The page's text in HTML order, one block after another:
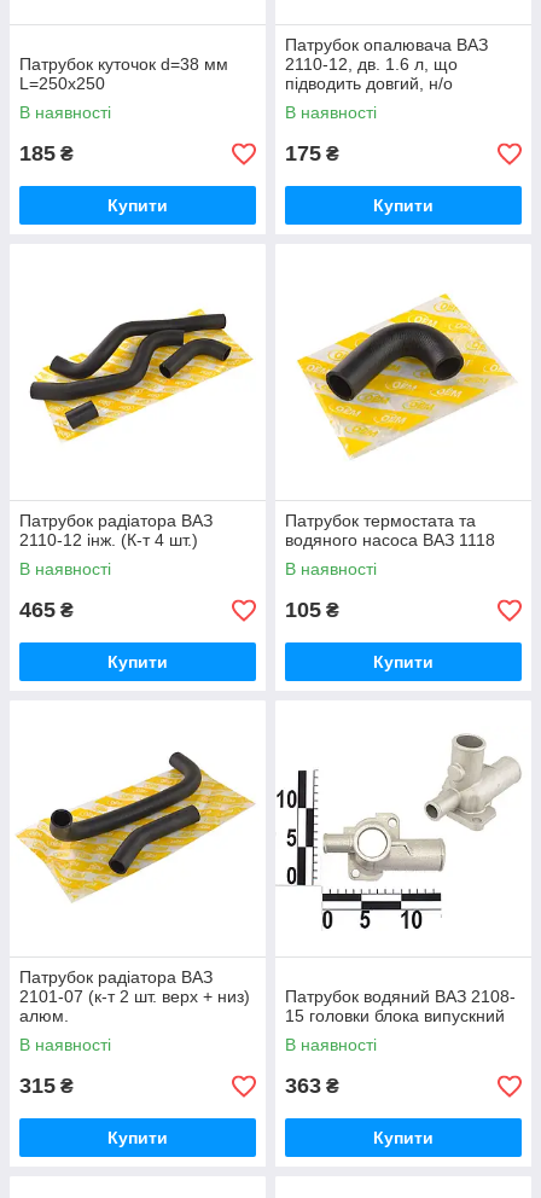
Патрубок куточок d=38 мм
L=250х250
В наявності
185 ₴
Купити
Патрубок опалювача ВАЗ
2110-12, дв. 1.6 л, що
підводить довгий, н/о
армований
В наявності
175 ₴
Купити
Патрубок радіатора ВАЗ
2110-12 інж. (К-т 4 шт.)
В наявності
465 ₴
Купити
Патрубок термостата та
водяного насоса ВАЗ 1118
В наявності
105 ₴
Купити
Патрубок радіатора ВАЗ
2101-07 (к-т 2 шт. верх + низ)
алюм.
В наявності
315 ₴
Купити
Патрубок водяний ВАЗ 2108-
15 головки блока випускний
В наявності
363 ₴
Купити